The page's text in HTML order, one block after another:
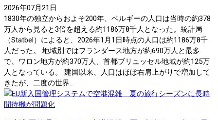
2026年07月21日
1830年の独立からおよそ200年、ベルギーの人口は当時の約378
万人から見ると3倍を超える約1186万8千人となった。統計局
（Statbel）によると、2026年1月1日時点の人口は約1186万8千
人だった。 地域別ではフランダース地方が約690万人と最多
で、ワロン地方が約370万人、首都ブリュッセル地域が約125万
人となっている。 建国以来、人口はほぼ右肩上がりで増加して
きたが、二度の世界...